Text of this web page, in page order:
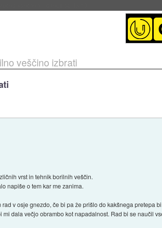
veščino izbrati
vrst in tehnik borilnih veščin.
napiše o tem kar me zanima.
v osje gnezdo, če bi pa že prišlo do kakšnega pretepa
dala večjo obrambo kot napadalnost. Rad bi se naučil